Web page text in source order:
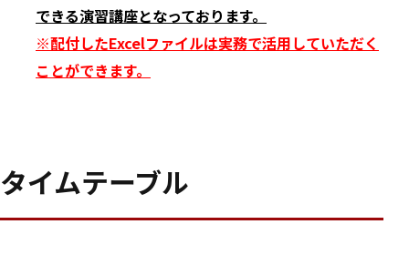
できる演習講座となっております。
※配付したExcelファイルは実務で活用していただく
ことができます。
タイムテーブル